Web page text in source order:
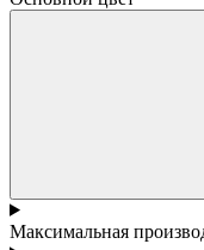
Максимальная